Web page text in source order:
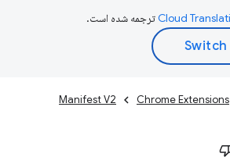
ترجمه شده است.
Chrome Extensions
Manifest V2